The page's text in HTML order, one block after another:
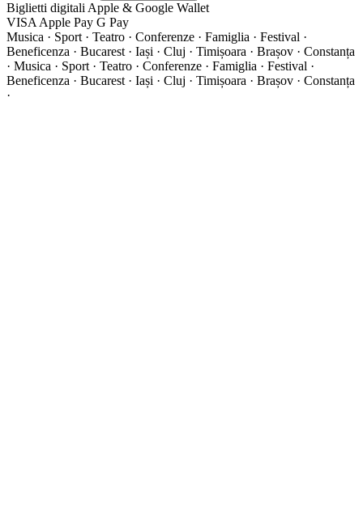
Biglietti digitali Apple & Google Wallet
VISA Apple Pay G Pay
Musica · Sport · Teatro · Conferenze · Famiglia · Festival ·
Beneficenza · Bucarest · Iași · Cluj · Timișoara · Brașov · Constanța
· Musica · Sport · Teatro · Conferenze · Famiglia · Festival ·
Beneficenza · Bucarest · Iași · Cluj · Timișoara · Brașov · Constanța
·